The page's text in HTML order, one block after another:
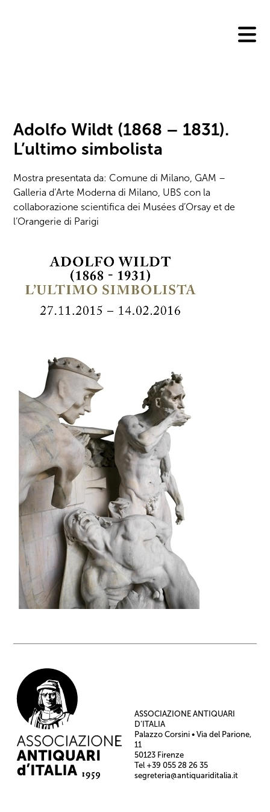
Adolfo Wildt (1868 – 1831).
L’ultimo simbolista
Mostra presentata da: Comune di Milano, GAM –
Galleria d’Arte Moderna di Milano, UBS con la
collaborazione scientifica dei Musées d’Orsay et de
l’Orangerie di Parigi
ASSOCIAZIONE ANTIQUARI
D’ITALIA
Palazzo Corsini • Via del Parione,
11
50123 Firenze
Tel +39 055 28 26 35
segreteria@antiquariditalia.it